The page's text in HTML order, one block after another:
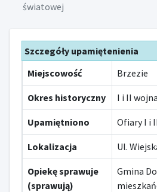
światowej
Szczegóły upamiętenienia
Miejscowość
Brzezie
Okres historyczny I i II
Upamiętniono Ofiary I i
Lokalizacja Ul.
Opiekę sprawuje
(sprawują)
Gmina